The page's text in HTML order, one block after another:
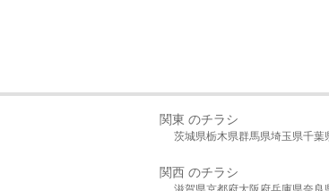
関東 のチラシ
茨城県栃木県群馬県埼玉県千葉
関西 のチラシ